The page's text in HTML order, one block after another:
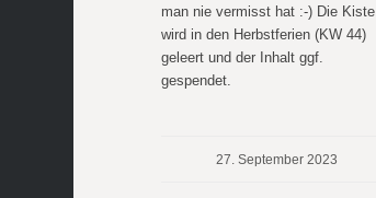
man nie vermisst hat :-) Die Kiste
wird in den Herbstferien (KW 44)
geleert und der Inhalt ggf.
gespendet.
27. September 2023